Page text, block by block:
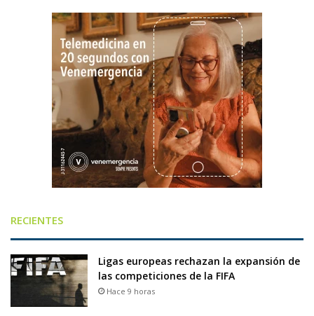
RECIENTES
Ligas europeas rechazan la expansión de
las competiciones de la FIFA
Hace 9 horas